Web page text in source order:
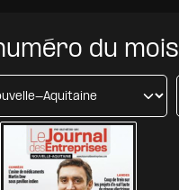
du mois